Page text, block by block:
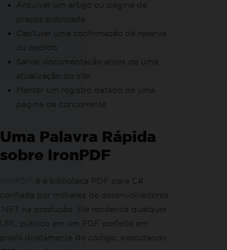
Arquivar um artigo ou página de
preços publicada
Capturar uma confirmação de reserva
ou pedido
Salvar documentação antes de uma
atualização do site
Manter um registro datado de uma
página de concorrente
Uma Palavra Rápida
sobre IronPDF
IronPDF é a biblioteca PDF para C#
confiada por milhares de desenvolvedores
.NET na produção. Ele renderiza qualquer
URL público em um PDF perfeito em
pixels diretamente do código, executando